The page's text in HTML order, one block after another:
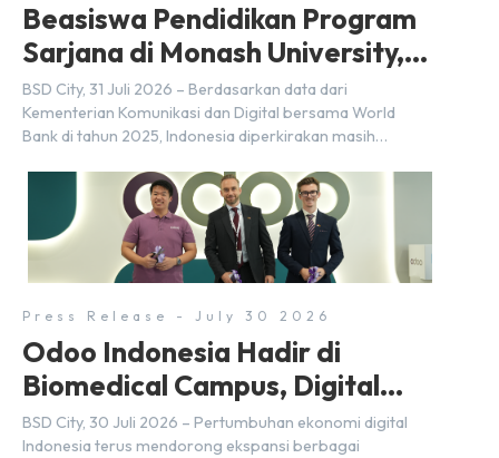
Beasiswa Pendidikan Program
Sarjana di Monash University,
BSD City
BSD City, 31 Juli 2026 – Berdasarkan data dari
Kementerian Komunikasi dan Digital bersama World
Bank di tahun 2025, Indonesia diperkirakan masih
2030 atau setara dengan 600 ribu tenaga digital baru
setiap tahunnya untuk mendukung percepatan
transformasi digital di berbagai sektor strategis.
Kebutuhan tersebut menjadikan pengembangan sumber
daya […]
Press Release - July 30 2026
Odoo Indonesia Hadir di
Biomedical Campus, Digital
Hub, BSD City
BSD City, 30 Juli 2026 – Pertumbuhan ekonomi digital
Indonesia terus mendorong ekspansi berbagai